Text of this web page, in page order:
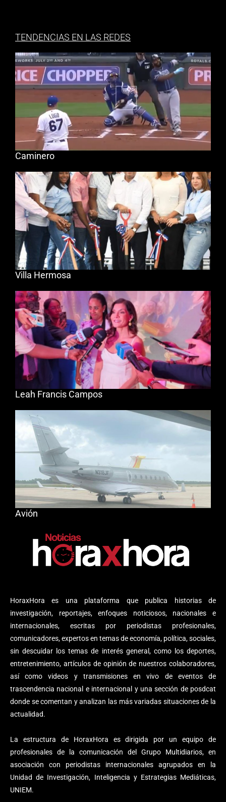
HoraxHora es una plataforma que publica historias de
investigación, reportajes, enfoques noticiosos, nacionales e
internacionales, escritas por periodistas profesionales,
comunicadores, expertos en temas de economía, política, sociales,
sin descuidar los temas de interés general, como los deportes,
entretenimiento, artículos de opinión de nuestros colaboradores,
así como videos y transmisiones en vivo de eventos de
trascendencia nacional e internacional y una sección de posdcat
donde se comentan y analizan las más variadas situaciones de la
actualidad.
La estructura de HoraxHora es dirigida por un equipo de
profesionales de la comunicación del Grupo Multidiarios, en
asociación con periodistas internacionales agrupados en la
Unidad de Investigación, Inteligencia y Estrategias Mediáticas,
UNIEM.
TENDENCIAS EN LAS REDES
Caminero
Villa Hermosa
Leah Francis Campos
Avión